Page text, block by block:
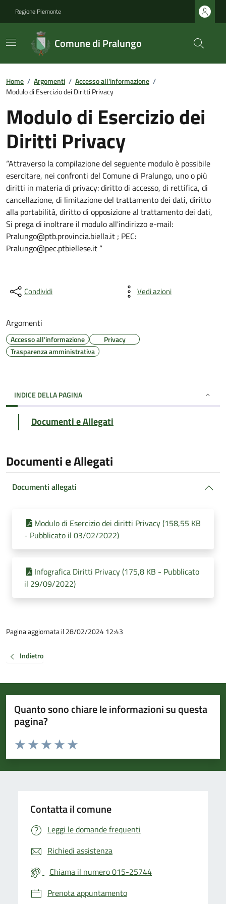
Regione Piemonte
Comune di Pralungo
Home / Argomenti / Accesso all'informazione /
Modulo di Esercizio dei Diritti Privacy
Modulo di Esercizio dei
Diritti Privacy
“Attraverso la compilazione del seguente modulo è possibile
esercitare, nei confronti del Comune di Pralungo, uno o più
diritti in materia di privacy: diritto di accesso, di rettifica, di
cancellazione, di limitazione del trattamento dei dati, diritto
alla portabilità, diritto di opposizione al trattamento dei dati,
Si prega di inoltrare il modulo all'indirizzo e-mail:
Pralungo@ptb.provincia.biella.it ; PEC:
Pralungo@pec.ptbiellese.it “
Condividi Vedi azioni
Argomenti
Accesso all'informazione
Privacy
Trasparenza amministrativa
INDICE DELLA PAGINA
Documenti e Allegati
Documenti e Allegati
Documenti allegati
Modulo di Esercizio dei diritti Privacy (158,55 KB
- Pubblicato il 03/02/2022)
Infografica Diritti Privacy (175,8 KB - Pubblicato
il 29/09/2022)
Pagina aggiornata il 28/02/2024 12:43
Indietro
Quanto sono chiare le informazioni su questa
pagina?
Valuta da 1 a 5 stelle la pagina
Valuta 5 stelle su 5
Valuta 4 stelle su 5
Valuta 3 stelle su 5
Valuta 2 stelle su 5
Valuta 1 stelle su 5
Contatta il comune
Leggi le domande frequenti
Richiedi assistenza
Chiama il numero 015-25744
Prenota appuntamento